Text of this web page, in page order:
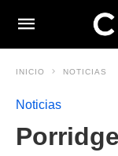
INICIO NOTICIAS
Noticias